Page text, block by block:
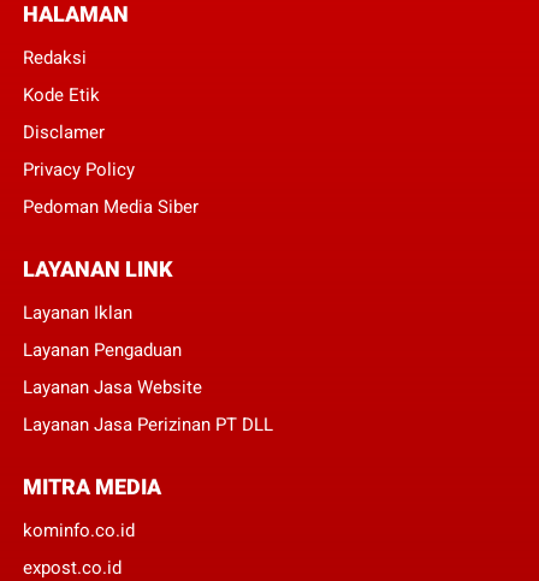
HALAMAN
Redaksi
Kode Etik
Disclamer
Privacy Policy
Pedoman Media Siber
LAYANAN LINK
Layanan Iklan
Layanan Pengaduan
Layanan Jasa Website
Layanan Jasa Perizinan PT DLL
MITRA MEDIA
kominfo.co.id
expost.co.id